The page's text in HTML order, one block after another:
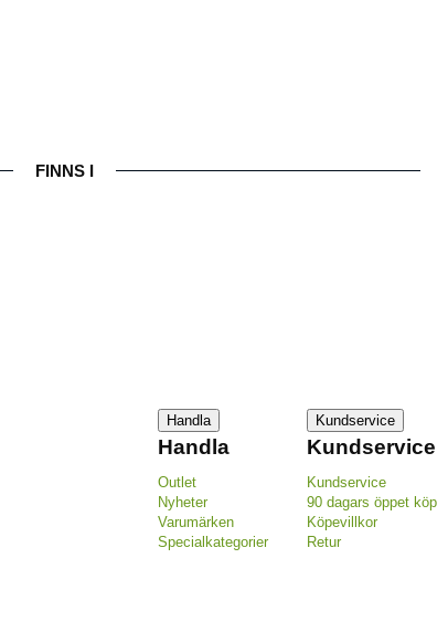
FINNS I
Handla
Handla
Outlet
Nyheter
Varumärken
Specialkategorier
Kundservice
Kundservice
Kundservice
90 dagars öppet köp
Köpevillkor
Retur